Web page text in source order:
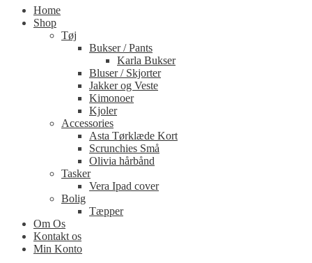
Home
Shop
Tøj
Bukser / Pants
Karla Bukser
Bluser / Skjorter
Jakker og Veste
Kimonoer
Kjoler
Accessories
Asta Tørklæde Kort
Scrunchies Små
Olivia hårbånd
Tasker
Vera Ipad cover
Bolig
Tæpper
Om Os
Kontakt os
Min Konto